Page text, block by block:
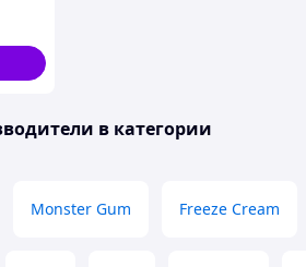
в категории
Monster Gum Freeze Cream